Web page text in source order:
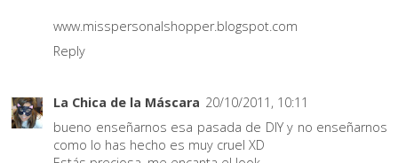
www.misspersonalshopper.blogspot.com
Reply
La Chica de la Máscara 20/10/2011, 10:11
bueno enseñarnos esa pasada de DIY y no enseñarnos
como lo has hecho es muy cruel XD